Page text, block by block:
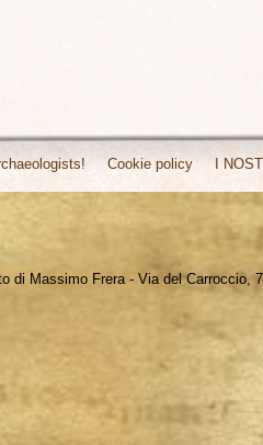
Cookie policy I
di Massimo Frera - Via del